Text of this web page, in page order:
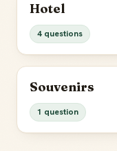
Hotel
4 questions
Souvenirs
1 question